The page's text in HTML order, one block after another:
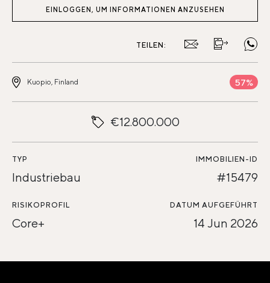
EINLOGGEN, UM INFORMATIONEN ANZUSEHEN
TEILEN:
Kuopio, Finland 57%
€12.800.000
TYP
Industriebau
IMMOBILIEN-ID
#15479
RISIKOPROFIL
Core+
DATUM AUFGEFÜHRT
14 Jun 2026